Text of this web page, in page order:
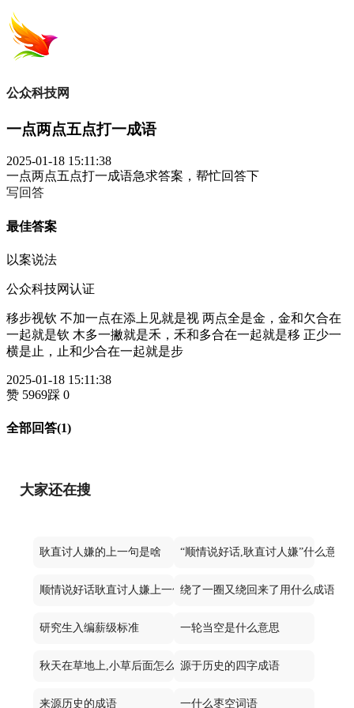
公众科技网
一点两点五点打一成语
2025-01-18 15:11:38
一点两点五点打一成语急求答案，帮忙回答下
写回答
最佳答案
以案说法
公众科技网认证
移步视钦 不加一点在添上见就是视 两点全是金，金和欠合在
一起就是钦 木多一撇就是禾，禾和多合在一起就是移 正少一
横是止，止和少合在一起就是步
2025-01-18 15:11:38
赞 5969踩 0
全部回答(1)
大家还在搜
耿直讨人嫌的上一句是啥 “顺情说好话,耿直讨人嫌”什么意思
顺情说好话耿直讨人嫌上一句绕了一圈又绕回来了用什么成语形
研究生入编薪级标准 一轮当空是什么意思
秋天在草地上,小草后面怎么写源于历史的四字成语
来源历史的成语 一什么枣空词语